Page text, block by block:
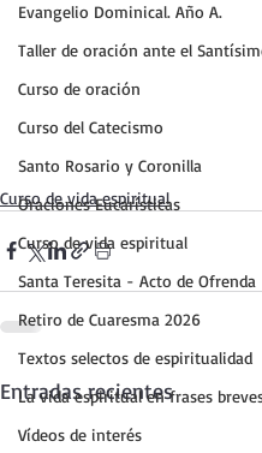
Evangelio Dominical. Año A.
Taller de oración ante el
Curso de oración
Curso del Catecismo
Santo Rosario y Coronilla
Oraciones Eucarísticas
Curso de vida espiritual
Santa Teresita - Acto de Ofrenda
Retiro de Cuaresma 2026
Textos selectos de espiritualidad
La vida espiritual en frases
Vídeos de interés
Curso de vida espiritual
Entradas recientes